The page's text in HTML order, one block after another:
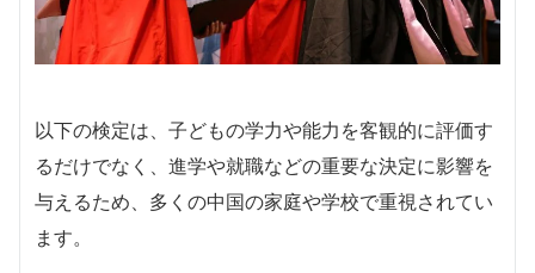
以下の検定は、子どもの学力や能力を客観的に評価す
るだけでなく、進学や就職などの重要な決定に影響を
与えるため、多くの中国の家庭や学校で重視されてい
ます。